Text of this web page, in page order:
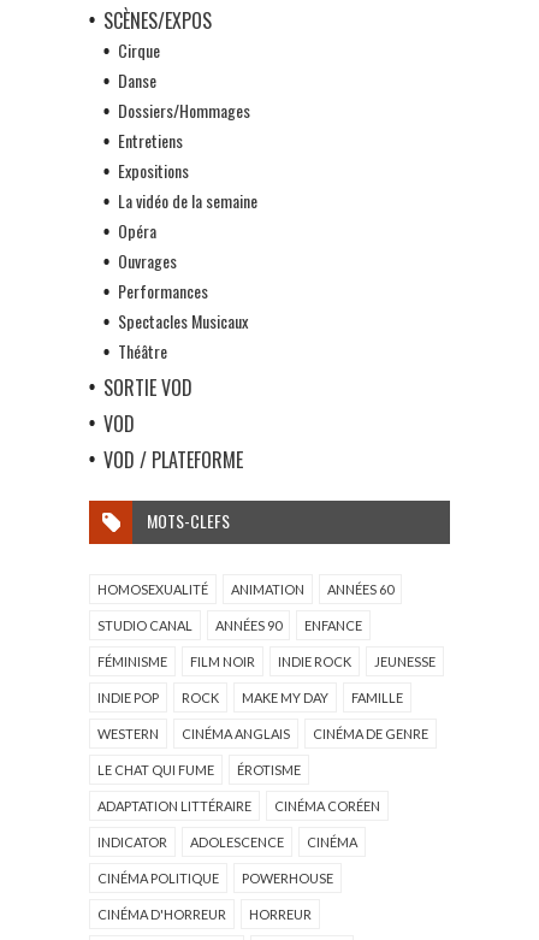
SCÈNES/EXPOS
Cirque
Danse
Dossiers/Hommages
Entretiens
Expositions
La vidéo de la semaine
Opéra
Ouvrages
Performances
Spectacles Musicaux
Théâtre
SORTIE VOD
VOD
VOD / PLATEFORME
MOTS-CLEFS
HOMOSEXUALITÉ ANIMATION ANNÉES 60
STUDIO CANAL ANNÉES 90 ENFANCE
FÉMINISME FILM NOIR INDIE ROCK JEUNESSE
INDIE POP ROCK MAKE MY DAY FAMILLE
WESTERN CINÉMA ANGLAIS CINÉMA DE GENRE
LE CHAT QUI FUME ÉROTISME
ADAPTATION LITTÉRAIRE CINÉMA CORÉEN
INDICATOR ADOLESCENCE CINÉMA
CINÉMA POLITIQUE POWERHOUSE
CINÉMA D'HORREUR HORREUR